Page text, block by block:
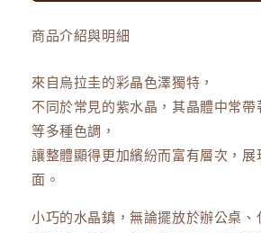
藍
晶
鎮
T082105-
1
數
量
少
晶
鎮
T082105-
數
加
商品介紹與明細
來自烏拉圭的彩晶色澤獨特，
不同於常見的紫水晶，其晶體中常帶
等多種色調，
讓整體顯得更加繽紛而富有層次，
面。
小巧的水晶鎮，無論擺放於辦公桌、